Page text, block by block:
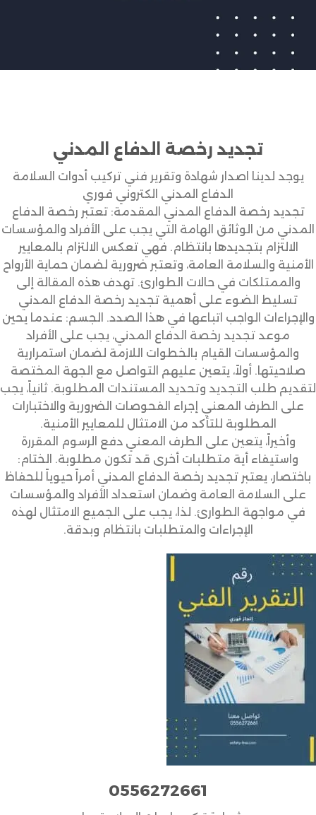
تجديد رخصة الدفاع المدني
يوجد لدينا اصدار شهادة وتقرير فني تركيب أدوات السلامة
الدفاع المدني الكتروني فوري
تجديد رخصة الدفاع المدني المقدمة: تعتبر رخصة الدفاع
المدني من الوثائق الهامة التي يجب على الأفراد والمؤسسات
الالتزام بتجديدها بانتظام. فهي تعكس الالتزام بالمعايير
الأمنية والسلامة العامة، وتعتبر ضرورية لضمان حماية الأرواح
والممتلكات في حالات الطوارئ. تهدف هذه المقالة إلى
تسليط الضوء على أهمية تجديد رخصة الدفاع المدني
والإجراءات الواجب اتباعها في هذا الصدد. الجسم: عندما يحين
موعد تجديد رخصة الدفاع المدني، يجب على الأفراد
والمؤسسات القيام بالخطوات اللازمة لضمان استمرارية
صلاحيتها. أولاً، يتعين عليهم التواصل مع الجهة المختصة
لتقديم طلب التجديد وتحديد المستندات المطلوبة. ثانياً، يجب
على الطرف المعني إجراء الفحوصات الضرورية والاختبارات
المطلوبة للتأكد من الامتثال للمعايير الأمنية.
وأخيراً، يتعين على الطرف المعني دفع الرسوم المقررة
واستيفاء أية متطلبات أخرى قد تكون مطلوبة. الختام:
باختصار، يعتبر تجديد رخصة الدفاع المدني أمراً حيوياً للحفاظ
على السلامة العامة وضمان استعداد الأفراد والمؤسسات
في مواجهة الطوارئ. لذا، يجب على الجميع الامتثال لهذه
الإجراءات والمتطلبات بانتظام وبدقة.
0556272661